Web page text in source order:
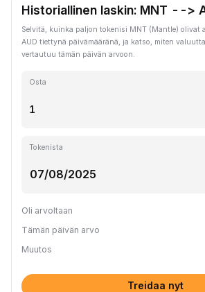
Historiallinen laskin: MNT -->
Selvitä, kuinka paljon tokenisi MNT (Mantle) olivat
AUD tiettynä päivämääränä, ja katso, miten
vertautuu tämän päivän arvoon.
Osta
Tokenista
Oli arvoltaan
Tämän päivän arvo
Muutos
Treidaa nyt